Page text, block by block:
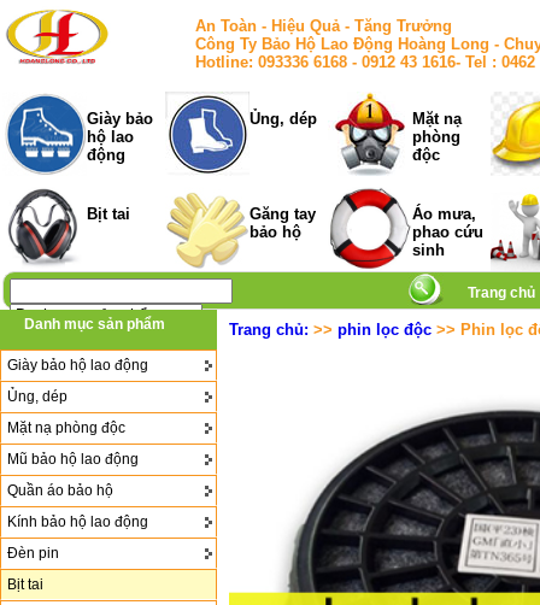
An Toàn - Hiệu Quả - Tăng Trưởng
Công Ty Bảo Hộ Lao Động Hoàng Long -
Hotline: 093336 6168 - 0912 43 1616- Tel :
Giày bảo
hộ lao
động
Ủng, dép
Mặt nạ
phòng
độc
Bịt tai
Găng tay
bảo hộ
Áo mưa,
phao cứu
sinh
Trang chủ
Danh mục sản phẩm
Giày bảo hộ lao động
Ủng, dép
Mặt nạ phòng độc
Mũ bảo hộ lao động
Quần áo bảo hộ
Kính bảo hộ lao động
Đèn pin
Bịt tai
Trang chủ: >> phin lọc độc >> Phin lọc